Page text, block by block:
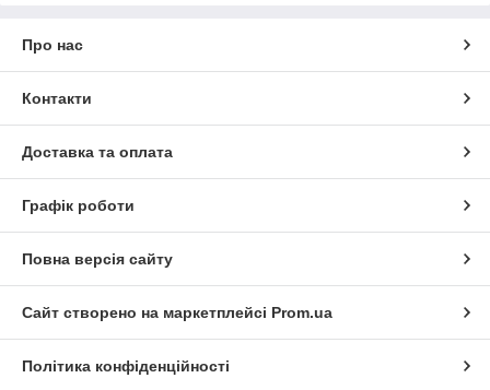
Про нас
Контакти
Доставка та оплата
Графік роботи
Повна версія сайту
Сайт створено на маркетплейсі Prom.ua
Політика конфіденційності